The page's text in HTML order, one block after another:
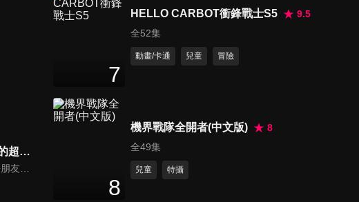
Hello Kitty與好朋友的超可愛大冒險S5(中文版)
歡迎來到Hello Kitty與好朋友的超可愛大冒險!與Hello Kitty, 大眼蛙, 酷企鵝, 美樂蒂, 布丁狗還有酷洛米, 準備和朋友們一起經歷有趣的冒險吧!
第18集
第19集
14分鐘
7
HELLO CARBOT衝鋒戰士S5
9.5
全52集
動畫/卡通 兒童 冒險
8
機界戰隊全開者(中文版)
8
全49集
兒童 特攝